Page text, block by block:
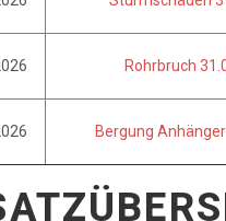
Rohrbruch
Bergung